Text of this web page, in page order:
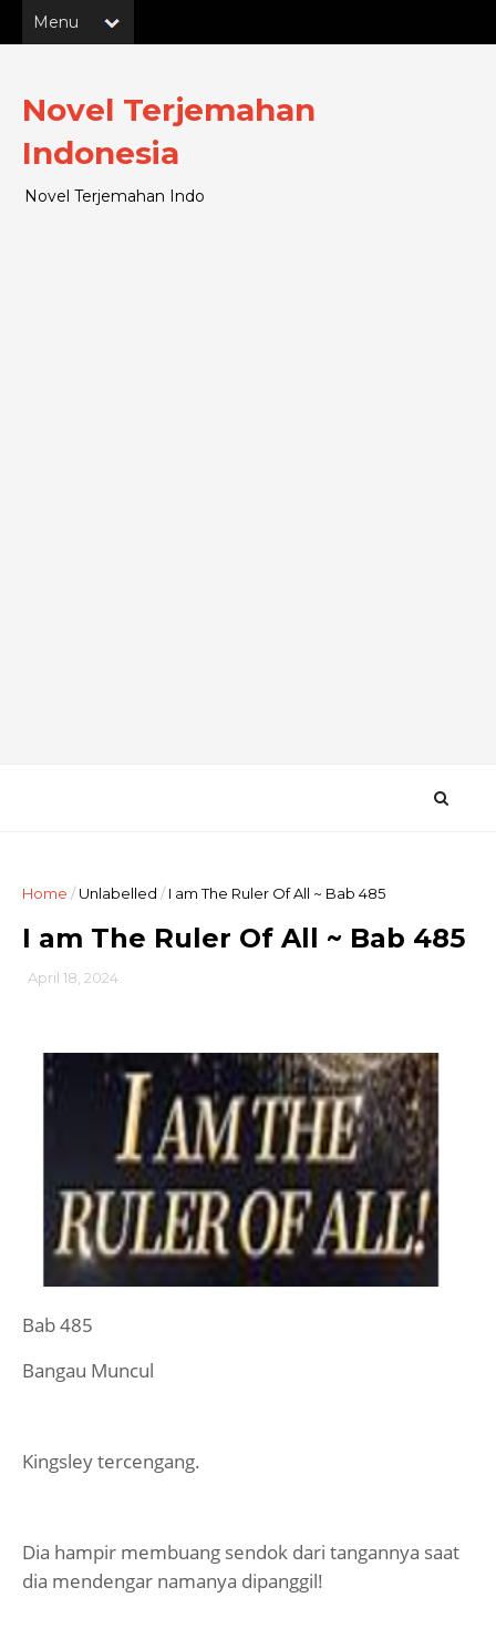
Novel Terjemahan
Indonesia
Novel Terjemahan Indo
Home /Unlabelled / I am The Ruler Of All ~ Bab 485
I am The Ruler Of All ~ Bab 485
April 18, 2024
Bab 485
Bangau Muncul
Kingsley tercengang.
Dia hampir membuang sendok dari tangannya saat
dia mendengar namanya dipanggil!